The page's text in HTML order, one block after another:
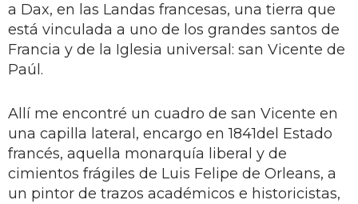
a Dax, en las Landas francesas, una tierra que
está vinculada a uno de los grandes santos de
Francia y de la Iglesia universal: san Vicente de
Paúl.
Allí me encontré un cuadro de san Vicente en
una capilla lateral, encargo en 1841del Estado
francés, aquella monarquía liberal y de
cimientos frágiles de Luis Felipe de Orleans, a
un pintor de trazos académicos e historicistas,